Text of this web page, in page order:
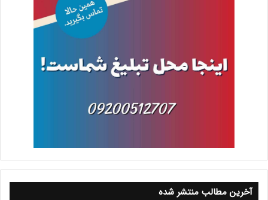
آخرین مطالب منتشر شده